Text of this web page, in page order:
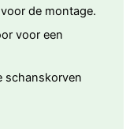
de montage.
voor een
schanskorven